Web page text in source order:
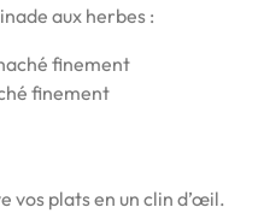
aux herbes :
finement
finement
vos plats en un clin d’œil.